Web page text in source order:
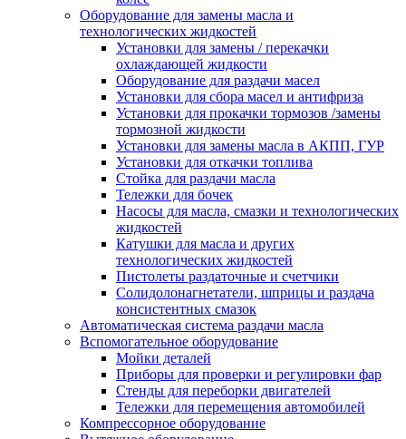
Оборудование для замены масла и
технологических жидкостей
Установки для замены / перекачки
охлаждающей жидкости
Оборудование для раздачи масел
Установки для сбора масел и антифриза
Установки для прокачки тормозов /замены
тормозной жидкости
Установки для замены масла в АКПП, ГУР
Установки для откачки топлива
Стойка для раздачи масла
Тележки для бочек
Насосы для масла, смазки и технологических
жидкостей
Катушки для масла и других
технологических жидкостей
Пистолеты раздаточные и счетчики
Солидолонагнетатели, шприцы и раздача
консистентных смазок
Автоматическая система раздачи масла
Вспомогательное оборудование
Мойки деталей
Приборы для проверки и регулировки фар
Стенды для переборки двигателей
Тележки для перемещения автомобилей
Компрессорное оборудование